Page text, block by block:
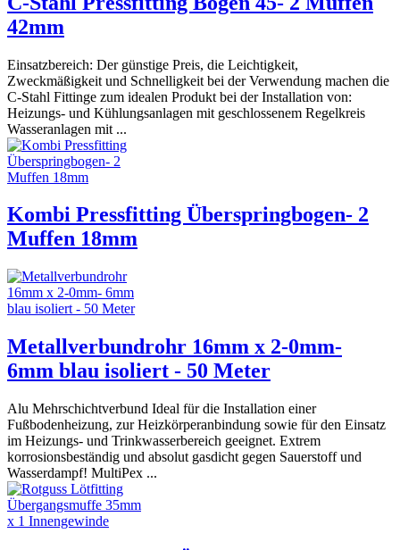
42mm
Einsatzbereich: Der günstige Preis, die Leichtigkeit,
Zweckmäßigkeit und Schnelligkeit bei der Verwendung machen die
C-Stahl Fittinge zum idealen Produkt bei der Installation von:
Heizungs- und Kühlungsanlagen mit geschlossenem Regelkreis
Wasseranlagen mit ...
Kombi Pressfitting Überspringbogen- 2
Muffen 18mm
Metallverbundrohr 16mm x 2-0mm-
6mm blau isoliert - 50 Meter
Alu Mehrschichtverbund Ideal für die Installation einer
Fußbodenheizung, zur Heizkörperanbindung sowie für den Einsatz
im Heizungs- und Trinkwasserbereich geeignet. Extrem
korrosionsbeständig und absolut gasdicht gegen Sauerstoff und
Wasserdampf! MultiPex ...